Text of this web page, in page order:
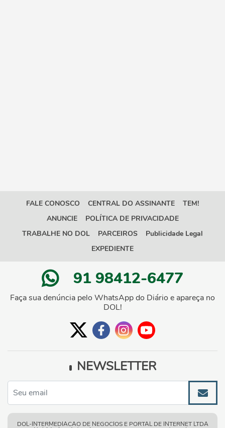
FALE CONOSCO CENTRAL DO ASSINANTE
TEM!
ANUNCIE
POLÍTICA DE PRIVACIDADE
TRABALHE NO DOL
PARCEIROS
Publicidade Legal
EXPEDIENTE
91 98412-6477
Faça sua denúncia pelo WhatsApp do Diário e apareça no
DOL!
NEWSLETTER
DOL-INTERMEDIACAO DE NEGOCIOS E PORTAL DE INTERNET LTDA